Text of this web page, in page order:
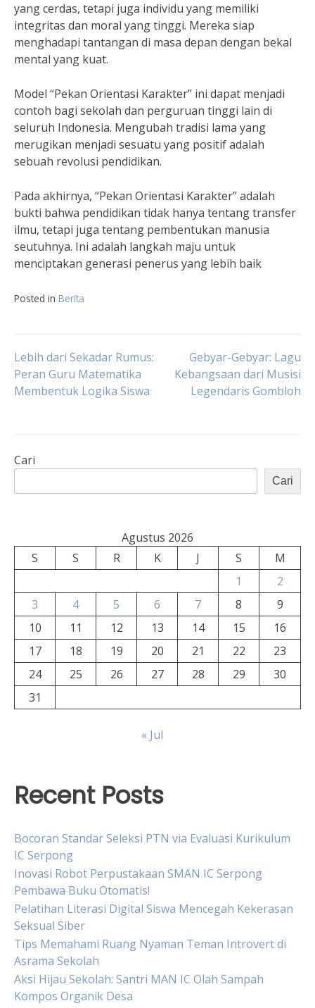
yang cerdas, tetapi juga individu yang memiliki
integritas dan moral yang tinggi. Mereka siap
menghadapi tantangan di masa depan dengan bekal
mental yang kuat.
Model “Pekan Orientasi Karakter” ini dapat menjadi
contoh bagi sekolah dan perguruan tinggi lain di
seluruh Indonesia. Mengubah tradisi lama yang
merugikan menjadi sesuatu yang positif adalah
sebuah revolusi pendidikan.
Pada akhirnya, “Pekan Orientasi Karakter” adalah
bukti bahwa pendidikan tidak hanya tentang transfer
ilmu, tetapi juga tentang pembentukan manusia
seutuhnya. Ini adalah langkah maju untuk
menciptakan generasi penerus yang lebih baik
Posted in Berita
Navigasi
pos
Lebih dari Sekadar Rumus:
Peran Guru Matematika
Membentuk Logika Siswa
Gebyar-Gebyar: Lagu
Kebangsaan dari Musisi
Legendaris Gombloh
Cari
Cari
Agustus 2026
S
S R K J S
M
1
2
3
4 5 6 7 8
9
10
11 12 13 14 15
16
17
18 19 20 21 22
23
24
25 26 27 28 29
30
31
« Jul
Recent Posts
Bocoran Standar Seleksi PTN via Evaluasi Kurikulum
IC Serpong
Inovasi Robot Perpustakaan SMAN IC Serpong
Pembawa Buku Otomatis!
Pelatihan Literasi Digital Siswa Mencegah Kekerasan
Seksual Siber
Tips Memahami Ruang Nyaman Teman Introvert di
Asrama Sekolah
Aksi Hijau Sekolah: Santri MAN IC Olah Sampah
Kompos Organik Desa